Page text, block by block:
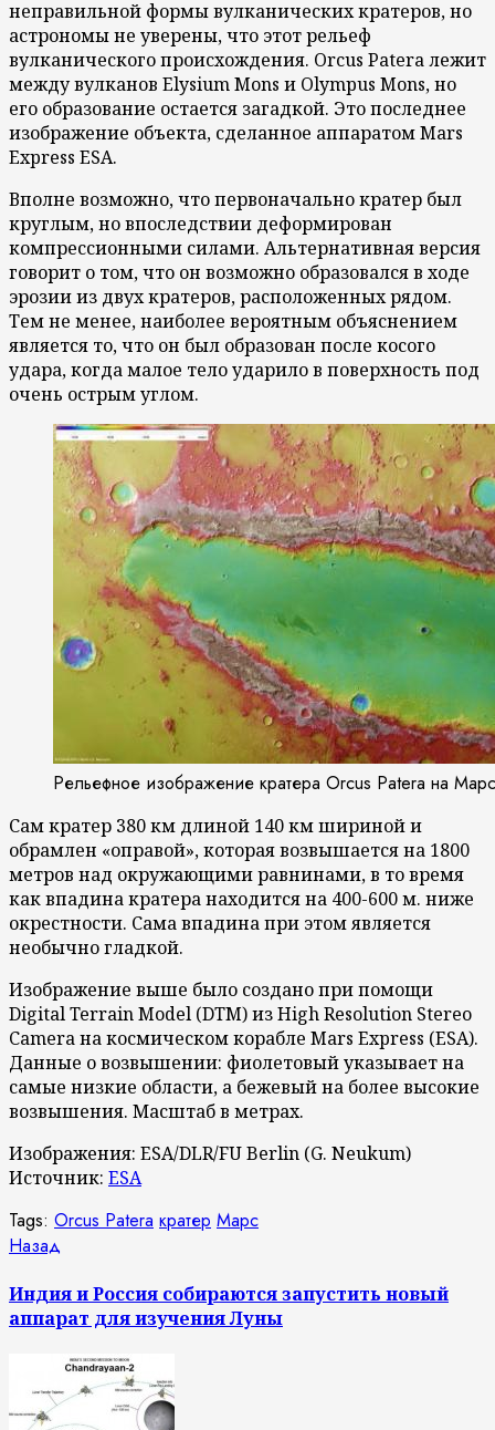
неправильной формы вулканических кратеров, но
астрономы не уверены, что этот рельеф
вулканического происхождения. Orcus Patera лежит
между вулканов Elysium Mons и Olympus Mons, но
его образование остается загадкой. Это последнее
изображение объекта, сделанное аппаратом Mars
Express ESA.
Вполне возможно, что первоначально кратер был
круглым, но впоследствии деформирован
компрессионными силами. Альтернативная версия
говорит о том, что он возможно образовался в ходе
эрозии из двух кратеров, расположенных рядом.
Тем не менее, наиболее вероятным объяснением
является то, что он был образован после косого
удара, когда малое тело ударило в поверхность под
очень острым углом.
Рельефное изображение кратера Orcus Patera на
Сам кратер 380 км длиной 140 км шириной и
обрамлен «оправой», которая возвышается на 1800
метров над окружающими равнинами, в то время
как впадина кратера находится на 400-600 м. ниже
окрестности. Сама впадина при этом является
необычно гладкой.
Изображение выше было создано при помощи
Digital Terrain Model (DTM) из High Resolution Stereo
Camera на космическом корабле Mars Express (ESA).
Данные о возвышении: фиолетовый указывает на
самые низкие области, а бежевый на более высокие
возвышения. Масштаб в метрах.
Изображения: ESA/DLR/FU Berlin (G. Neukum)
Источник: ESA
Tags: Orcus Patera кратер Марс
Продолжить
чтение
Назад
Индия и Россия собираются запустить новый
аппарат для изучения Луны